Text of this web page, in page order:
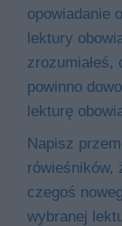
opowiadanie
lektury
powinno
lekturę
Napisz
rówieśników,
czegoś
wybranej